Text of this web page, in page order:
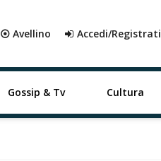
⦿ Avellino Accedi/Registrati
Gossip & Tv Cultura